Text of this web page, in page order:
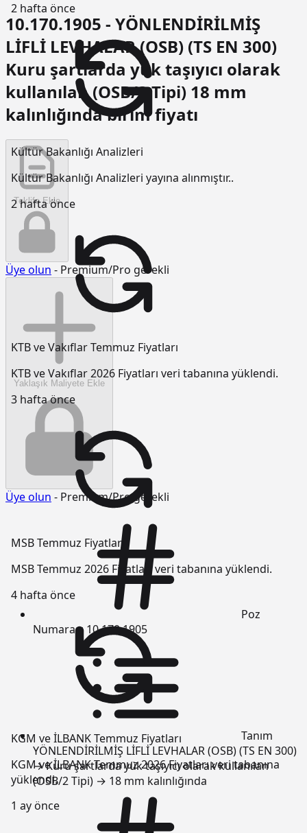
2 hafta önce
Kültür Bakanlığı Analizleri
Kültür Bakanlığı Analizleri yayına alınmıştır..
2 hafta önce
KTB ve Vakıflar Temmuz Fiyatları
KTB ve Vakıflar 2026 Fiyatları veri tabanına yüklendi.
3 hafta önce
MSB Temmuz Fiyatları
MSB Temmuz 2026 Fiyatları veri tabanına yüklendi.
4 hafta önce
KGM ve İLBANK Temmuz Fiyatları
KGM ve İLBANK Temmuz 2026 Fiyatları veri tabanına
yüklendi.
1 ay önce
10.170.1905 - YÖNLENDİRİLMİŞ
LİFLİ LEVHALAR (OSB) (TS EN 300)
Kuru şartlarda yük taşıyıcı olarak
kullanılan (OSB/2 Tipi) 18 mm
kalınlığında birim fiyatı
Teklife Ekle
Üye olun - Premium/Pro gerekli
Yaklaşık Maliyete Ekle
Üye olun - Premium/Pro gerekli
Poz
Numarası 10.170.1905
Tanım
YÖNLENDİRİLMİŞ LİFLİ LEVHALAR (OSB) (TS EN 300)
→ Kuru şartlarda yük taşıyıcı olarak kullanılan
(OSB/2 Tipi) → 18 mm kalınlığında